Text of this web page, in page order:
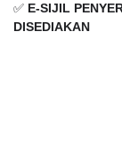
✅ E-SIJIL
DISEDIAKAN